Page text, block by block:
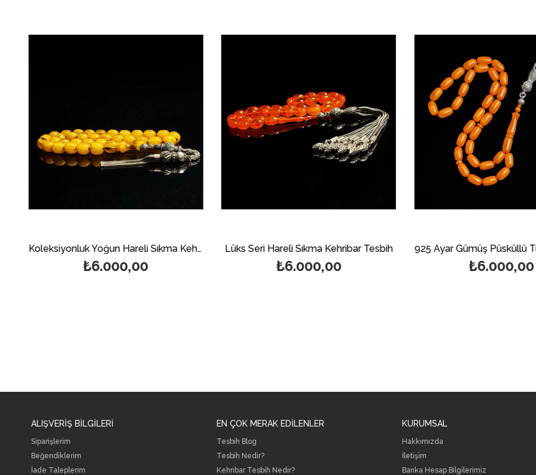
Koleksiyonluk Yoğun Hareli Sıkma Kehribar Tesbih
₺6.000,00
Lüks Seri Hareli Sıkma Kehribar Tesbih
₺6.000,00 ₺6.000,00
ALIŞVERİŞ BİLGİLERİ
Siparişlerim
Beğendiklerim
İade Taleplerim
EN ÇOK MERAK EDİLENLER
Tesbih Blog
Tesbih Nedir?
Kehribar Tesbih Nedir?
KURUMSAL
Hakkımızda
İletişim
Banka Hesap Bilgilerimiz